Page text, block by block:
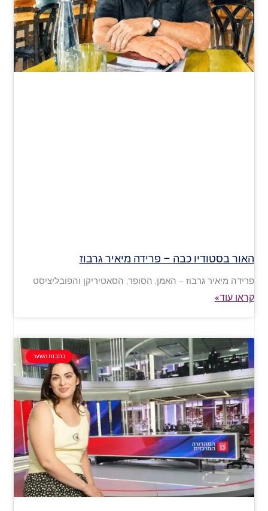
האור בסטודיו כבה – פרידה מיאיר גרבוז
פרידה מיאיר גרבוז – האמן, הסופר, הסאטיריקן והפובליציסט
קראו עוד»
כתבות השער